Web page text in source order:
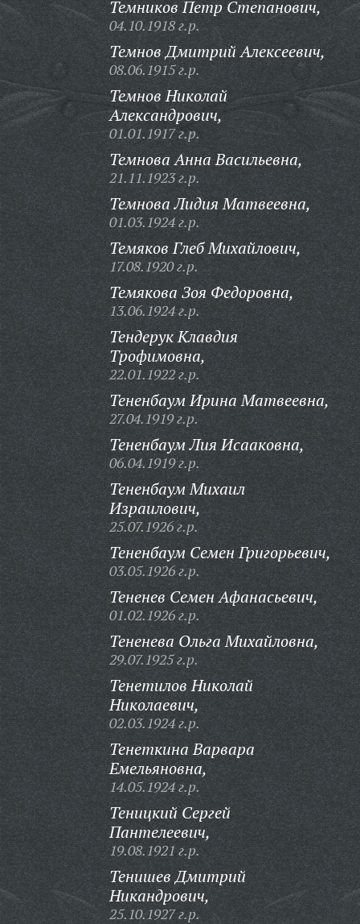
Темников Петр Степанович,
04.10.1918 г.р.
Темнов Дмитрий Алексеевич,
08.06.1915 г.р.
Темнов Николай
Александрович,
01.01.1917 г.р.
Темнова Анна Васильевна,
21.11.1923 г.р.
Темнова Лидия Матвеевна,
01.03.1924 г.р.
Темяков Глеб Михайлович,
17.08.1920 г.р.
Темякова Зоя Федоровна,
13.06.1924 г.р.
Тендерук Клавдия
Трофимовна,
22.01.1922 г.р.
Тененбаум Ирина Матвеевна,
27.04.1919 г.р.
Тененбаум Лия Исааковна,
06.04.1919 г.р.
Тененбаум Михаил
Израилович,
25.07.1926 г.р.
Тененбаум Семен Григорьевич,
03.05.1926 г.р.
Тененев Семен Афанасьевич,
01.02.1926 г.р.
Тененева Ольга Михайловна,
29.07.1925 г.р.
Тенетилов Николай
Николаевич,
02.03.1924 г.р.
Тенеткина Варвара
Емельяновна,
14.05.1924 г.р.
Теницкий Сергей
Пантелеевич,
19.08.1921 г.р.
Тенишев Дмитрий
Никандрович,
25.10.1927 г.р.